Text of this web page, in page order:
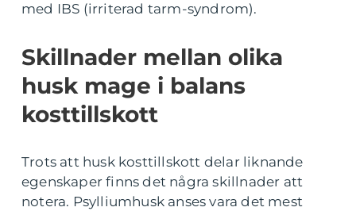
med IBS (irriterad tarm-syndrom).
Skillnader mellan olika
husk mage i balans
kosttillskott
Trots att husk kosttillskott delar liknande
egenskaper finns det några skillnader att
notera. Psylliumhusk anses vara det mest